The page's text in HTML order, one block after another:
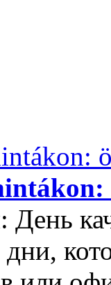
День
дни,